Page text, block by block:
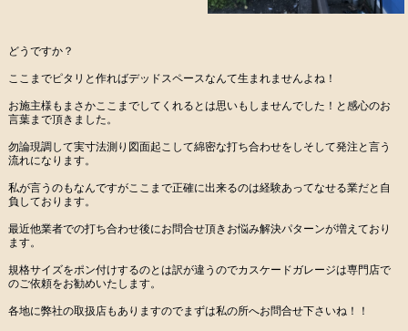
どうですか？
ここまでピタリと作ればデッドスペースなんて生まれませんよね！
お施主様もまさかここまでしてくれるとは思いもしませんでした！と感心のお
言葉まで頂きました。
勿論現調して実寸法測り図面起こして綿密な打ち合わせをしそして発注と言う
流れになります。
私が言うのもなんですがここまで正確に出来るのは経験あってなせる業だと自
負しております。
最近他業者での打ち合わせ後にお問合せ頂きお悩み解決パターンが増えており
ます。
規格サイズをポン付けするのとは訳が違うのでカスケードガレージは専門店で
のご依頼をお勧めいたします。
各地に弊社の取扱店もありますのでまずは私の所へお問合せ下さいね！！